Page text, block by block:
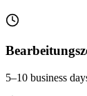
5–10 business